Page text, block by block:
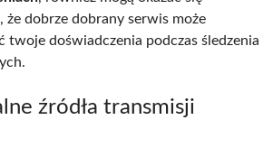
że dobrze dobrany serwis może
twoje doświadczenia podczas śledzenia
źródła transmisji